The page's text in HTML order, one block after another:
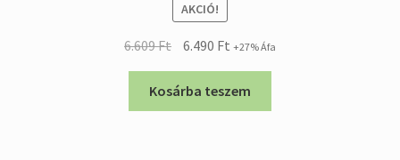
AKCIÓ!
6.609Ft
Original
price
was:
6.609 Ft.
6.490 FtCurrent
price
is:
6.490 Ft.
+27% Áfa
Kosárba teszem